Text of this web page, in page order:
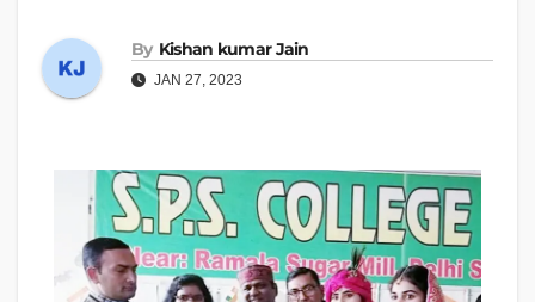
By Kishan kumar Jain
JAN 27, 2023